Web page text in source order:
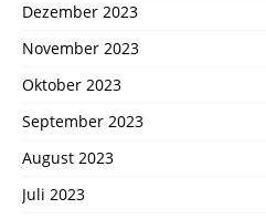
Dezember 2023
November 2023
Oktober 2023
September 2023
August 2023
Juli 2023